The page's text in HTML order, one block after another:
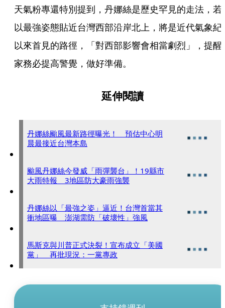
天氣粉專還特別提到，丹娜絲是歷史罕見的走法，若
以最強姿態貼近台灣西部沿岸北上，將是近代氣象紀
以來首見的路徑，「對西部影響會相當劇烈」，提醒
家務必提高警覺，做好準備。
延伸閱讀
丹娜絲颱風最新路徑曝光！ 預估中心明
晨最接近台灣本島
颱風丹娜絲今發威「雨彈襲台」！19縣市
大雨特報 3地區防大豪雨強襲
丹娜絲以「最強之姿」逼近！台灣首當其
衝地區曝 澎湖需防「破壞性」強風
馬斯克與川普正式決裂！宣布成立「美國
黨」 再批現況：一黨專政